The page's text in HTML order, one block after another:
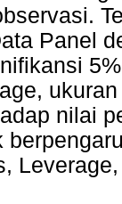
Panel
nilai